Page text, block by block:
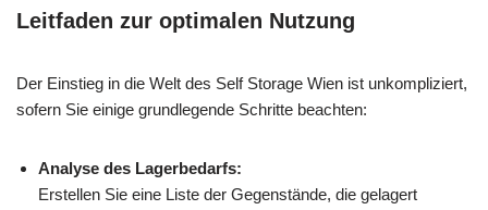
Leitfaden zur optimalen Nutzung
Der Einstieg in die Welt des Self Storage Wien ist unkompliziert,
sofern Sie einige grundlegende Schritte beachten:
Analyse des Lagerbedarfs:
Erstellen Sie eine Liste der Gegenstände, die gelagert